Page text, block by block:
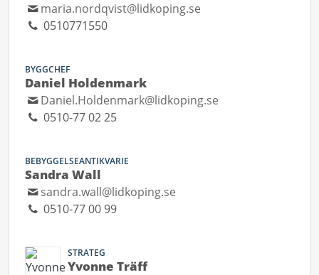
maria.nordqvist@lidkoping.se
0510771550
BYGGCHEF
Daniel Holdenmark
Daniel.Holdenmark@lidkoping.se
0510-77 02 25
BEBYGGELSEANTIKVARIE
Sandra Wall
sandra.wall@lidkoping.se
0510-77 00 99
STRATEG
Yvonne Träff